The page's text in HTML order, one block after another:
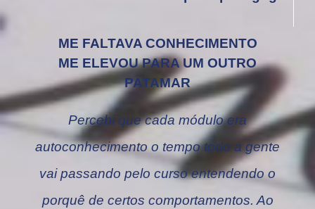
ME FALTAVA CONHECIMENTO
ME ELEVOU PARA UM OUTRO
PATAMAR
Percebi que cada módulo era
autoconhecimento o tempo todo a gente
vai passando pelo curso entendendo o
porquê de certos comportamentos. Ao